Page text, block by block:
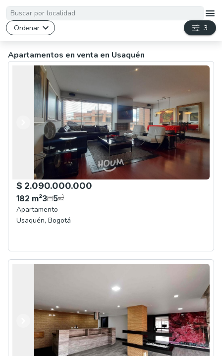
3
Ordenar
Apartamentos en venta en Usaquén
Anterior
Siguiente
$ 2.090.000.000
182 m²3 5
Apartamento
Usaquén, Bogotá
Anterior
Siguiente